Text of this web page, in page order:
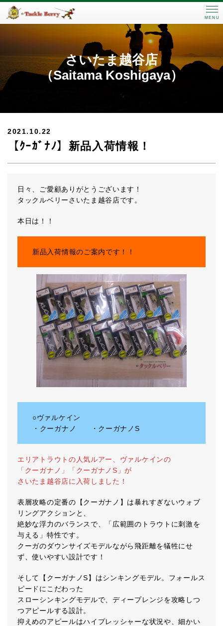
MENU
さいたま越谷店
（Saitama Koshigaya）
2021.10.22
【ｸｰｶﾞﾅﾉ】新品入荷情報！
日々、ご愛顧ありがとうございます！
タックルベリーさいたま越谷店です。
本日は！！
新品入荷情報のご案内です！！
○ヴァルケイン
・クーガナノ ・クーガナノS
エリアトラウトの人気ルアー、ヴァルケインの
「クーガナノ」「クーガナノS」が
さいたま越谷店に入荷しました！
表層攻略の定番の【クーガナノ】は暴れすぎないウォブ
リングアクションと、
絶妙な浮力のバランスで、「広範囲のトラウトに刺激を
与える」特性です。
クーガのダウンサイズモデルながら飛距離を犠牲にせ
ず、使いやすい設計です！
そして【クーガナノS】はシンキングモデル。フォールス
ピードにこだわった
スローシンキングモデルで、ディープレンジを攻略しつ
つアピールする設計。
抑えめのアピールはハイプレッシャーな状況や、細かい